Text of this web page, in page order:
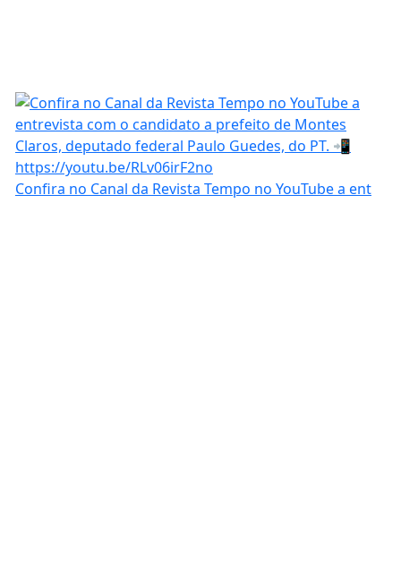
Confira no Canal da Revista Tempo no YouTube a ent